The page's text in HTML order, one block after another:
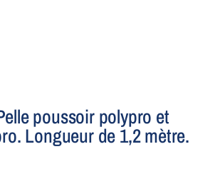
poussoir polypro et
Longueur de 1,2 mètre.